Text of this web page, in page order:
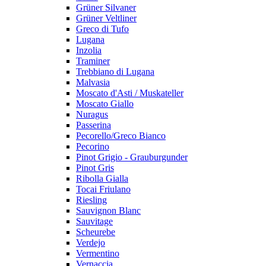
Grüner Silvaner
Grüner Veltliner
Greco di Tufo
Lugana
Inzolia
Traminer
Trebbiano di Lugana
Malvasia
Moscato d'Asti / Muskateller
Moscato Giallo
Nuragus
Passerina
Pecorello/Greco Bianco
Pecorino
Pinot Grigio - Grauburgunder
Pinot Gris
Ribolla Gialla
Tocai Friulano
Riesling
Sauvignon Blanc
Sauvitage
Scheurebe
Verdejo
Vermentino
Vernaccia